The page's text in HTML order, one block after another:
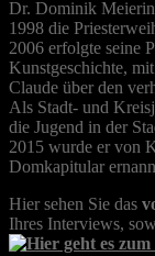
Dr. Dominik
1998 die
2006 erfolgte seine
Kunstgeschichte,
Claude über den
Als Stadt- und
die Jugend in der
2015 wurde er von
Domkapitular
Hier sehen Sie das
Ihres Interviews,